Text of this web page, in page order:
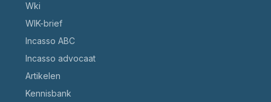
Wki
WIK-brief
Incasso ABC
Incasso advocaat
Artikelen
Kennisbank